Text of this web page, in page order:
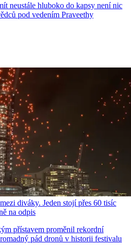
neustále hluboko do kapsy není nic
pod vedením Praveethy
diváky. Jeden stojí přes 60 tisíc
na odpis
přístavem proměnil rekordní
pád dronů v historii festivalu